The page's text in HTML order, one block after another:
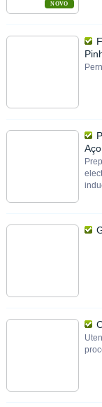
NOVO